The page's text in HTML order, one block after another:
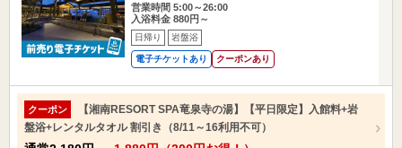
営業時間 5:00～26:00
入浴料金 880円～
日帰り 岩盤浴
電子チケットあり クーポンあり
クーポン
【湘南RESORT SPA竜泉寺の湯】【平日限定】入館料+岩
盤浴+レンタルタオル 割引き（8/11～16利用不可）